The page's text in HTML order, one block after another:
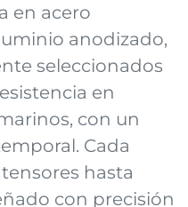
en acero
anodizado,
seleccionados
en
con un
Cada
hasta
con precisión